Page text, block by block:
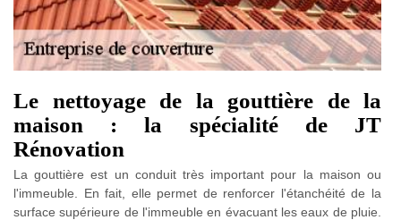
Le nettoyage de la gouttière de la
maison : la spécialité de JT
Rénovation
La gouttière est un conduit très important pour la maison ou
l'immeuble. En fait, elle permet de renforcer l'étanchéité de la
surface supérieure de l'immeuble en évacuant les eaux de pluie.